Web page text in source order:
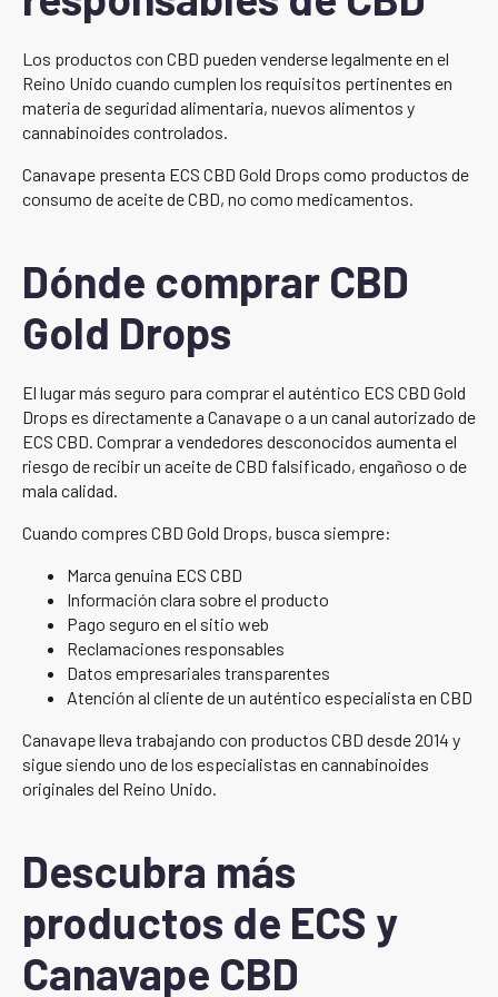
Los productos con CBD pueden venderse legalmente en el
Reino Unido cuando cumplen los requisitos pertinentes en
materia de seguridad alimentaria, nuevos alimentos y
cannabinoides controlados.
Canavape presenta ECS CBD Gold Drops como productos de
consumo de aceite de CBD, no como medicamentos.
Dónde comprar CBD
Gold Drops
El lugar más seguro para comprar el auténtico ECS CBD Gold
Drops es directamente a Canavape o a un canal autorizado de
ECS CBD. Comprar a vendedores desconocidos aumenta el
riesgo de recibir un aceite de CBD falsificado, engañoso o de
mala calidad.
Cuando compres CBD Gold Drops, busca siempre:
Marca genuina ECS CBD
Información clara sobre el producto
Pago seguro en el sitio web
Reclamaciones responsables
Datos empresariales transparentes
Atención al cliente de un auténtico especialista en CBD
Canavape lleva trabajando con productos CBD desde 2014 y
sigue siendo uno de los especialistas en cannabinoides
originales del Reino Unido.
Descubra más
productos de ECS y
Canavape CBD